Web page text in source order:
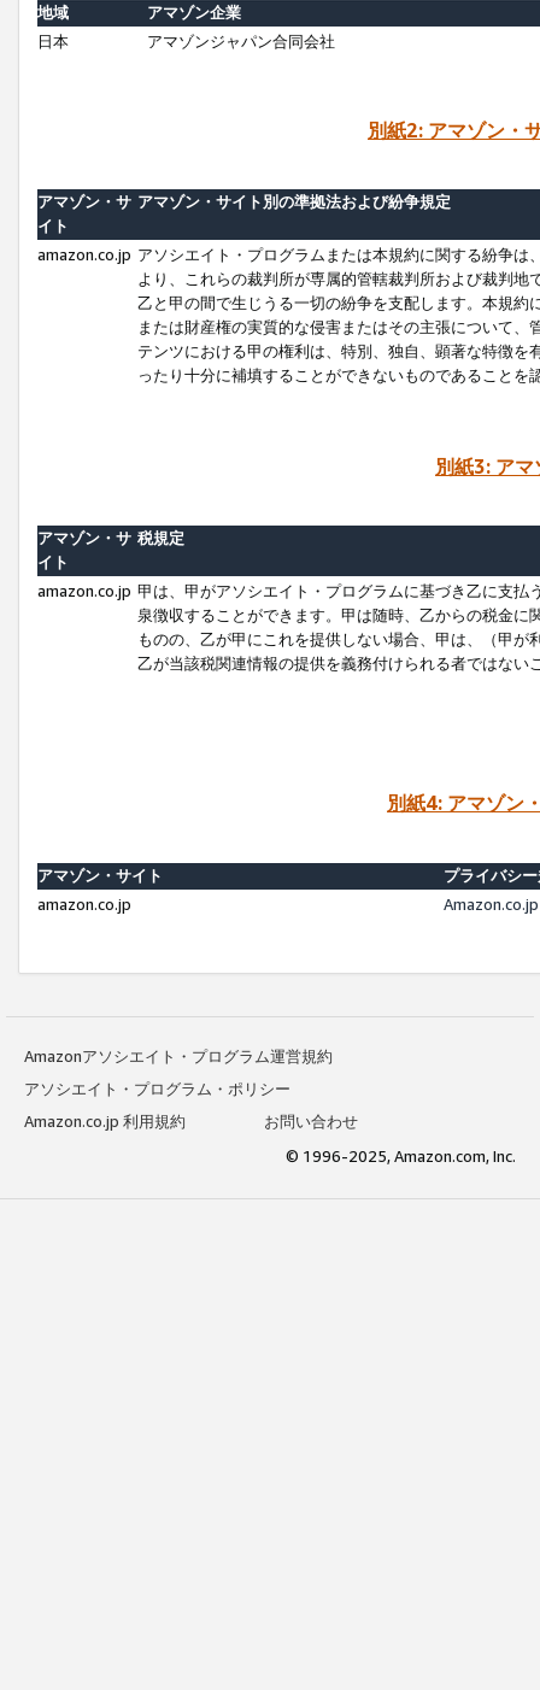
地域
アマゾン企業
日本
アマゾンジャパン合同会社
別紙2: アマゾン・
アマゾン・サ
イト
アマゾン・サイト別の準拠法および紛争規定
amazon.co.jp アソシエイト・プログラムまたは本規約に関する紛争
より、これらの裁判所が専属的管轄裁判所および裁判
乙と甲の間で生じうる一切の紛争を支配します。本規
または財産権の実質的な侵害またはその主張について
テンツにおける甲の権利は、特別、独自、顕著な特徴
ったり十分に補填することができないものであることを
別紙3: ア
アマゾン・サ
イト
税規定
amazon.co.jp 甲は、甲がアソシエイト・プログラムに基づき乙に支
泉徴収することができます。甲は随時、乙からの税金
ものの、乙が甲にこれを提供しない場合、甲は、（甲
乙が当該税関連情報の提供を義務付けられる者ではな
別紙4: アマゾン
アマゾン・サイト
プライバシ
amazon.co.jp
Amazonアソシエイト・プログラム運営規約
アソシエイト・プログラム・ポリシー
Amazon.co.jp 利用規約
お問い合わせ
© 1996-2025, Amazon.com, Inc.